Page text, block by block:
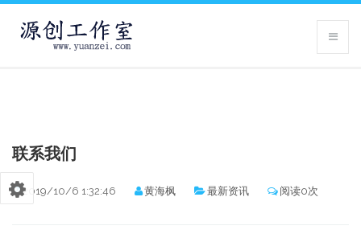
联系我们
2019/10/6 1:32:46 黄海枫 最新资讯 阅读0次